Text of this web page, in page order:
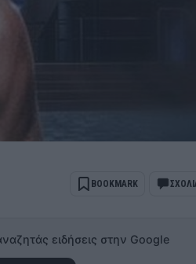
BOOKMARK
ειδήσεις στην Google